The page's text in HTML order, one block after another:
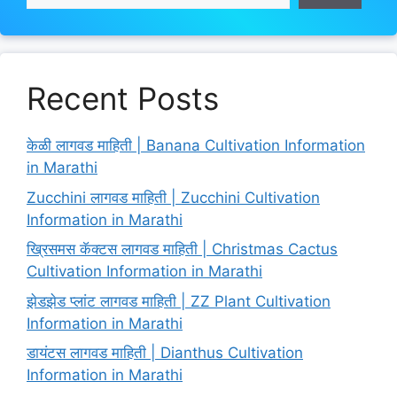
Recent Posts
केळी लागवड माहिती | Banana Cultivation Information
in Marathi
Zucchini लागवड माहिती | Zucchini Cultivation
Information in Marathi
ख्रिसमस कॅक्टस लागवड माहिती | Christmas Cactus
Cultivation Information in Marathi
झेडझेड प्लांट लागवड माहिती | ZZ Plant Cultivation
Information in Marathi
डायंटस लागवड माहिती | Dianthus Cultivation
Information in Marathi